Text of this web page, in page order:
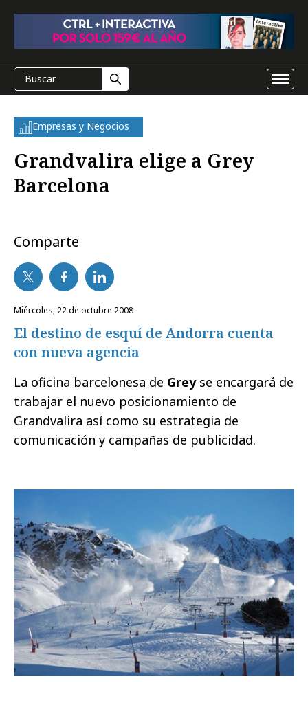
Empresas y Negocios
Grandvalira elige a Grey
Barcelona
Comparte
miércoles, 22 de octubre 2008
El destino de esquí de Andorra cuenta
con nueva agencia
La oficina barcelonesa de Greyse encargará de
trabajar el nuevo posicionamiento de
Grandvalira así como su estrategia de
comunicación y campañas de publicidad.